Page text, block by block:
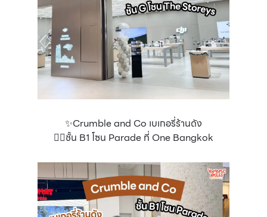
✨Crumble and Co เบเกอรี่ร้านดัง
👉🏻ชั้น B1 โซน Parade ที่ One Bangkok